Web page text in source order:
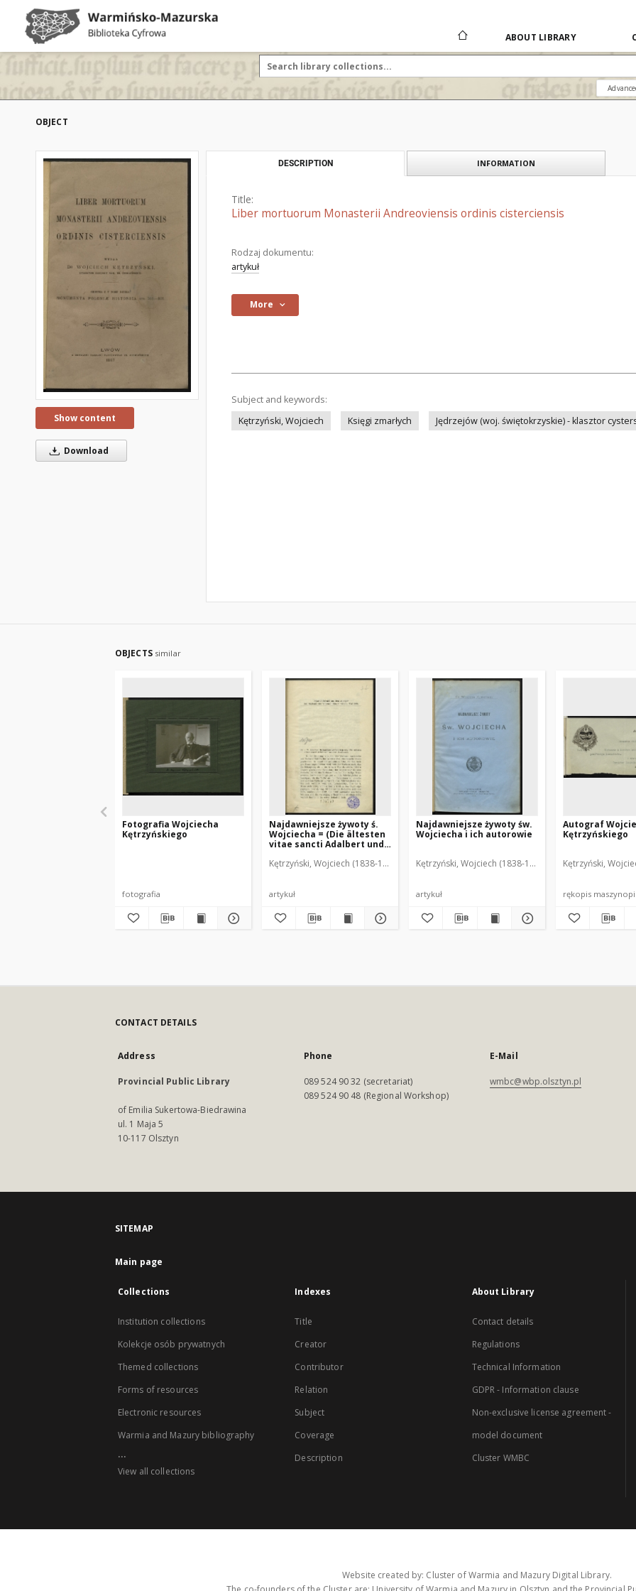
ABOUT LIBRARY
OBJECT
Show content
Download
DESCRIPTION INFORMATION
Title:
Liber mortuorum Monasterii Andreoviensis ordinis cisterciensis
Rodzaj dokumentu:
artykuł
More
Subject and keywords:
Kętrzyński, Wojciech
Księgi zmarłych Jędrzejów (woj. świętokrzyskie) - klasztor
OBJECTS similar
Fotografia Wojciecha
Kętrzyńskiego
fotografia
Najdawniejsze żywoty ś.
Wojciecha = (Die ältesten
vitae sancti Adalbert und
Kętrzyński, Wojciech (1838-1918)
artykuł
Najdawniejsze żywoty św.
Wojciecha i ich autorowie
Kętrzyński, Wojciech (1838-1918)
artykuł
Autograf
Kętrzyńskiego
Kętrzyński,
rękopis
CONTACT DETAILS
Address
Provincial Public Library
of Emilia Sukertowa-Biedrawina
ul. 1 Maja 5
10-117 Olsztyn
Phone
089 524 90 32 (secretariat)
089 524 90 48 (Regional Workshop)
E-Mail
wmbc@wbp.olsztyn.pl
SITEMAP
Main page
Collections
Institution collections
Kolekcje osób prywatnych
Themed collections
Forms of resources
Electronic resources
Warmia and Mazury bibliography
...
View all collections
Indexes
Title
Creator
Contributor
Relation
Subject
Coverage
Description
About Library
Contact details
Regulations
Technical Information
GDPR - Information clause
Non-exclusive license agreement -
model document
Cluster WMBC
Website created by: Cluster of Warmia and Mazury Digital Library.